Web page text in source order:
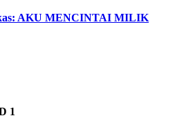
AKU MENCINTAI MILIK
1